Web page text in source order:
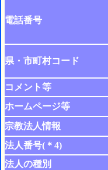
電話番号
県・市町村コード
コメント等
ホームページ等
宗教法人情報
法人番号(＊4)
法人の種別